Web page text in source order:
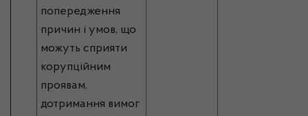
попередження
причин і умов, що
можуть сприяти
корупційним
проявам,
дотримання вимог